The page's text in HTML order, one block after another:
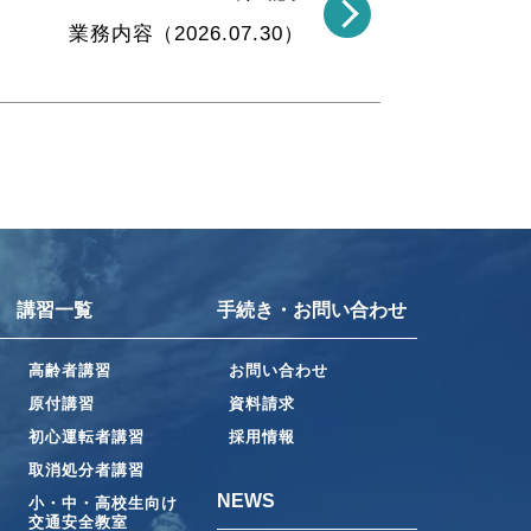
業務内容（2026.07.30）
講習一覧
高齢者講習
原付講習
初心運転者講習
取消処分者講習
小・中・高校生向け
交通安全教室
手続き・お問い合わせ
お問い合わせ
資料請求
採用情報
NEWS